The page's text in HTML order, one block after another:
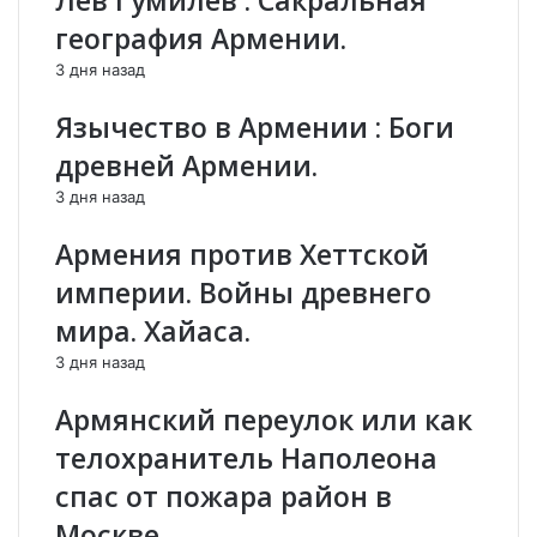
х
е
о
и
н
з
э
л
е
т
о
р
е
и
о
о
а
с
р
и
л
география Армении.
3 дня назад
Язычество в Армении : Боги
древней Армении.
3 дня назад
Армения против Хеттской
империи. Войны древнего
мира. Хайаса.
3 дня назад
Армянский переулок или как
телохранитель Наполеона
спас от пожара район в